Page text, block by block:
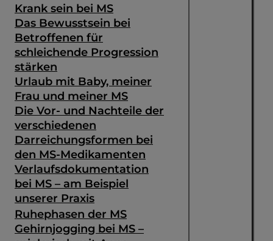
Krank sein bei MS
Das Bewusstsein bei
Betroffenen für
schleichende Progression
stärken
Urlaub mit Baby, meiner
Frau und meiner MS
Die Vor- und Nachteile der
verschiedenen
Darreichungsformen bei
den MS-Medikamenten
Verlaufsdokumentation
bei MS – am Beispiel
unserer Praxis
Ruhephasen der MS
Gehirnjogging bei MS –